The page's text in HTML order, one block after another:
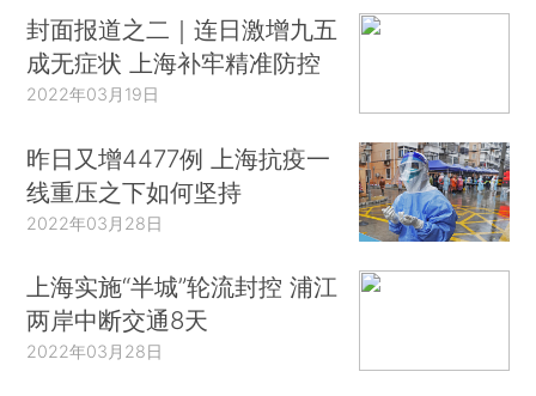
封面报道之二｜连日激增九五
成无症状 上海补牢精准防控
2022年03月19日
昨日又增4477例 上海抗疫一
线重压之下如何坚持
2022年03月28日
上海实施“半城”轮流封控 浦江
两岸中断交通8天
2022年03月28日